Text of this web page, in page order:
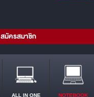
สมัครสมาชิก
ALL IN ONE NOTEBOOK